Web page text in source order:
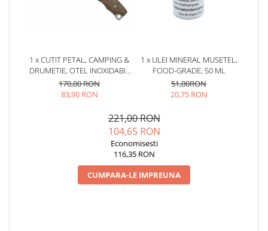
1 x CUTIT PETAL, CAMPING &
DRUMETIE, OTEL INOXIDABIL
440C, MANER ROSE WOOD, 20
CM
170,00 RON
83,90 RON
1 x ULEI MINERAL MUSETEL,
FOOD-GRADE, 50 ML
51,00RON
20,75 RON
221,00 RON
104,65 RON
Economisesti
116,35 RON
CUMPARA-LE IMPREUNA